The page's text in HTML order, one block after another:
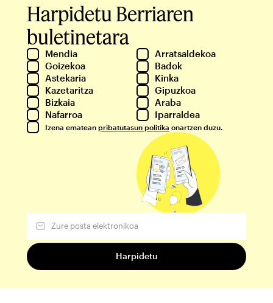
Harpidetu Berriaren
buletinetara
Mendia
Arratsaldekoa
Goizekoa
Badok
Astekaria
Kinka
Kazetaritza
Gipuzkoa
Bizkaia
Araba
Nafarroa
Iparraldea
Izena ematean pribatutasun politika onartzen duzu.